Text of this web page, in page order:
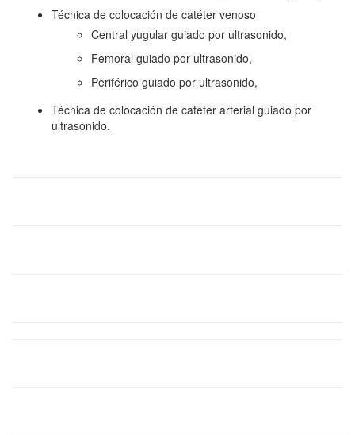
Técnica de colocación de catéter venoso
Central yugular guiado por ultrasonido,
Femoral guiado por ultrasonido,
Periférico guiado por ultrasonido,
Técnica de colocación de catéter arterial guiado por
ultrasonido.